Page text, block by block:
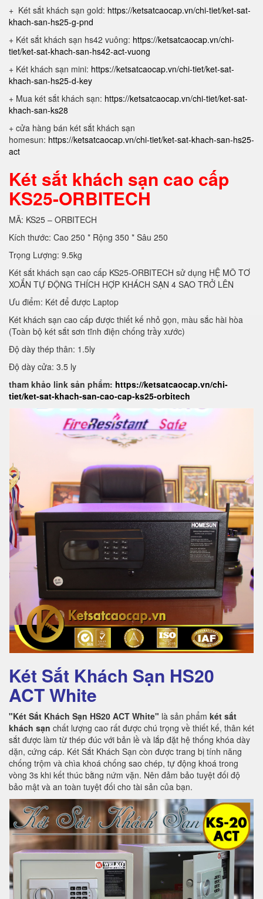
+ Két sắt khách sạn gold: https://ketsatcaocap.vn/chi-tiet/ket-sat-
khach-san-hs25-g-pnd
+ Két sắt khách sạn hs42 vuông: https://ketsatcaocap.vn/chi-
tiet/ket-sat-khach-san-hs42-act-vuong
+ Két khách sạn mini: https://ketsatcaocap.vn/chi-tiet/ket-sat-
khach-san-hs25-d-key
+ Mua két sắt khách sạn: https://ketsatcaocap.vn/chi-tiet/ket-sat-
khach-san-ks28
+ cửa hàng bán két sắt khách sạn
homesun: https://ketsatcaocap.vn/chi-tiet/ket-sat-khach-san-hs25-
act
Két sắt khách sạn cao cấp
KS25-ORBITECH
MÃ: KS25 – ORBITECH
Kích thước: Cao 250 * Rộng 350 * Sâu 250
Trọng Lượng: 9.5kg
Két sắt khách sạn cao cấp KS25-ORBITECH sử dụng HỆ MÔ TƠ
XOẮN TỰ ĐỘNG THÍCH HỢP KHÁCH SẠN 4 SAO TRỞ LÊN
Ưu điểm: Két để được Laptop
Két khách sạn cao cấp được thiết kế nhỏ gọn, màu sắc hài hòa
(Toàn bộ két sắt sơn tĩnh điện chống trầy xước)
Độ dày thép thân: 1.5ly
Độ dày cửa: 3.5 ly
tham khảo link sản phẩm: https://ketsatcaocap.vn/chi-
tiet/ket-sat-khach-san-cao-cap-ks25-orbitech
Két Sắt Khách Sạn HS20
ACT White
"Két Sắt Khách Sạn HS20 ACT White" là sản phẩm két sắt
khách sạn chất lượng cao rất được chú trọng về thiết kế, thân két
sắt được làm từ thép đúc với bản lề và lắp đặt hệ thống khóa dày
dặn, cứng cáp. Két Sắt Khách Sạn còn được trang bị tính năng
chống trộm và chìa khoá chống sao chép, tự động khoá trong
vòng 3s khi kết thúc bằng nứm vặn. Nên đảm bảo tuyệt đối độ
bảo mật và an toàn tuyệt đối cho tài sản của bạn.